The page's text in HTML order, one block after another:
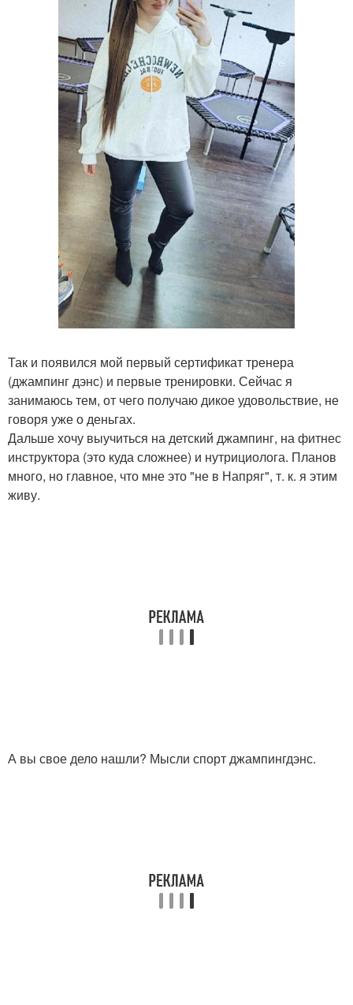
Так и появился мой первый сертификат тренера
(джампинг дэнс) и первые тренировки. Сейчас я
занимаюсь тем, от чего получаю дикое удовольствие, не
говоря уже о деньгах.
Дальше хочу выучиться на детский джампинг, на фитнес
инструктора (это куда сложнее) и нутрициолога. Планов
много, но главное, что мне это "не в Напряг", т. к. я этим
живу.
А вы свое дело нашли? Мысли спорт джампингдэнс.